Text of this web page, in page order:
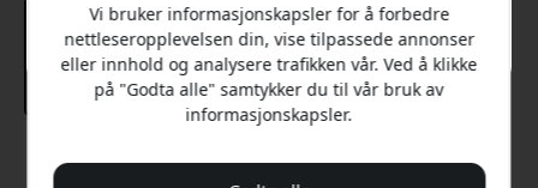
Anbefalt pris
Vi bruker informasjonskapsler for å forbedre
nettleseropplevelsen din, vise tilpassede annonser
eller innhold og analysere trafikken vår. Ved å klikke
på "Godta alle" samtykker du til vår bruk av
informasjonskapsler.